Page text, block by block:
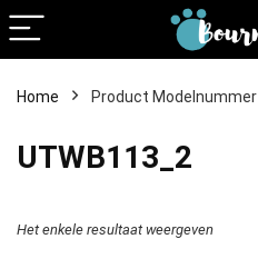
Home Product Modelnummer
UTWB113_2
Het enkele resultaat weergeven